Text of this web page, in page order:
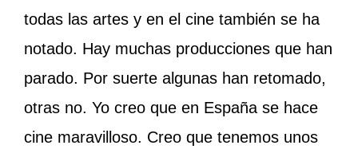
todas las artes y en el cine también se ha
notado. Hay muchas producciones que han
parado. Por suerte algunas han retomado,
otras no. Yo creo que en España se hace
cine maravilloso. Creo que tenemos unos